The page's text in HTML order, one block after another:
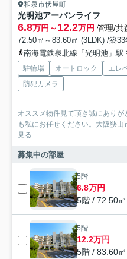
和泉市伏屋町
光明池アーバンライフ
6.8万円～12.2万円 管理/共
72.50㎡～83.60㎡ (3LDK) /築
南海電鉄泉北線「光明池」駅
駐輪場 オートロック エレ
防犯カメラ
オススメ物件見て頂き誠にあり
も私にお任せください。大阪狭
見る
募集中の部屋
5階
6.8万円
5階 / 72.50
5階
12.2万円
5階 / 83.60